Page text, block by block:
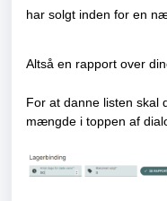
har solgt inden for en
Altså en rapport over
For at danne listen skal
mængde i toppen af